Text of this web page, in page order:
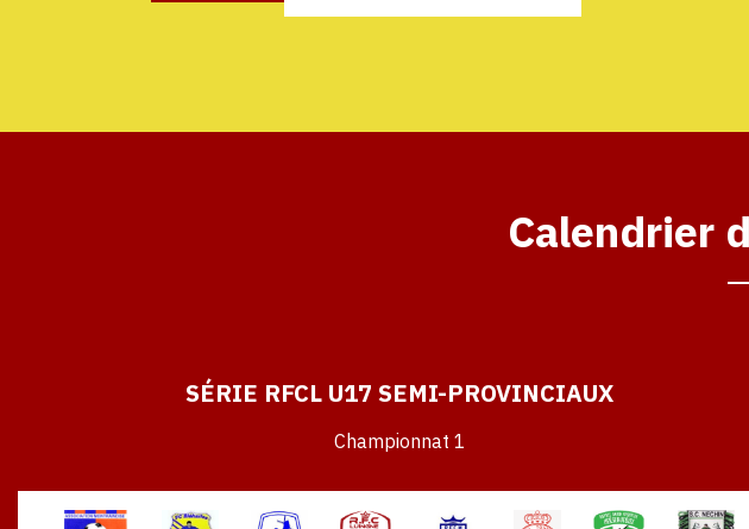
Calendrier
SÉRIE RFCL U17 SEMI-PROVINCIAUX
Championnat 1